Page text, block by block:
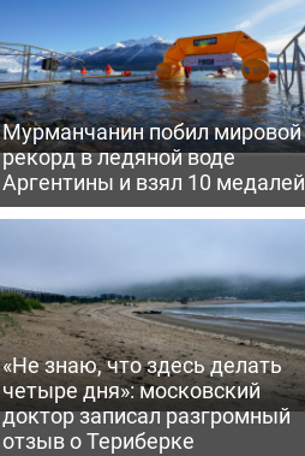
Мурманчанин побил мировой
рекорд в ледяной воде
Аргентины и взял 10 медалей
«Не знаю, что здесь делать
четыре дня»: московский
доктор записал разгромный
отзыв о Териберке